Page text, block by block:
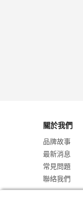
關於我們
品牌故事
最新消息
常見問題
聯絡我們